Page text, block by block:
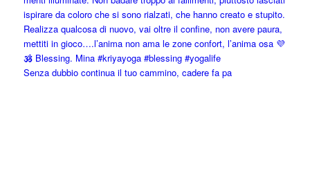
Senza dubbio continua il tuo cammino, cadere fa pa